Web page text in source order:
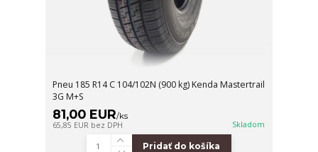
Pneu 185 R14 C 104/102N (900 kg) Kenda Mastertrail
3G M+S
81,00 EUR/ks
65,85 EUR bez DPH Skladom
Pridať do košíka